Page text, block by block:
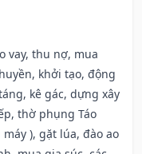
vay, thu nợ, mua
khởi tạo, động
kê gác, dựng xây
thờ phụng Táo
), gặt lúa, đào ao